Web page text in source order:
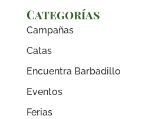
Categorías
Campañas
Catas
Encuentra Barbadillo
Eventos
Ferias